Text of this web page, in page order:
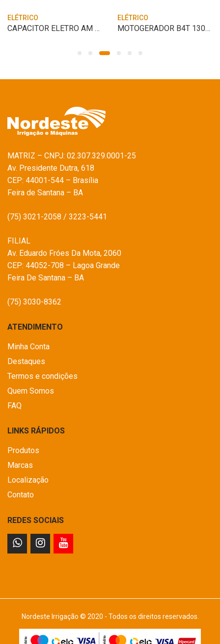
ELÉTRICO
CAPACITOR ELETRO AM 378-454 UF 110V
ELÉTRICO
MOTOGERADOR B4T 1300 110V
MATRIZ – CNPJ: 02.307.329.0001-25
Av. Presidente Dutra, 618
CEP: 44001-544 – Brasília
Feira de Santana – BA
(75) 3021-2058 / 3223-5441
FILIAL
Av. Eduardo Fróes Da Mota, 2060
CEP: 44052-708 – Lagoa Grande
Feira De Santana – BA
(75) 3030-8362
ATENDIMENTO
Minha Conta
Destaques
Termos e condições
Quem Somos
FAQ
LINKS RÁPIDOS
Produtos
Marcas
Localização
Contato
REDES SOCIAIS
Nordeste Irrigação © 2020 - Todos os direitos reservados.